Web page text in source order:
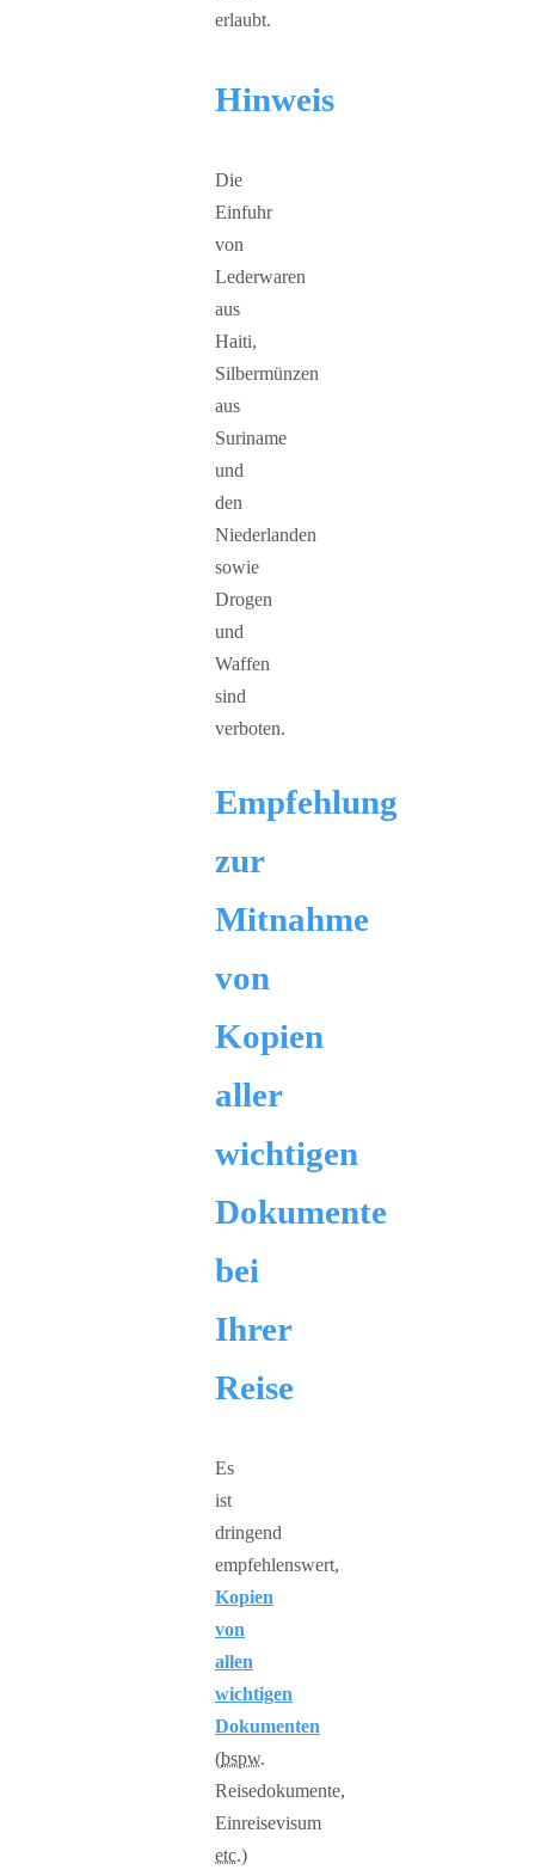
erlaubt.
Hinweis
Die
Einfuhr
von
Lederwaren
aus
Haiti,
Silbermünzen
aus
Suriname
und
den
Niederlanden
sowie
Drogen
und
Waffen
sind
verboten.
Empfehlung
zur
Mitnahme
von
Kopien
aller
wichtigen
Dokumente
bei
Ihrer
Reise
Es
ist
dringend
empfehlenswert,
Kopien
von
allen
wichtigen
Dokumenten
(bspw.
Reisedokumente,
Einreisevisum
etc.)